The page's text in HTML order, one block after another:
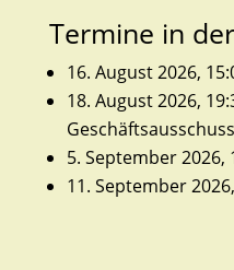
Termine in
16. August 2026,
18. August 2026,
Geschäftsausschuss
5. September 2026,
11. September